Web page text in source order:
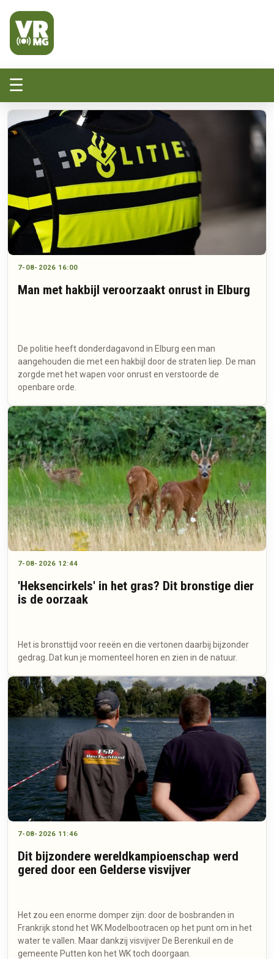
☰
7-08-2026 16:00
Man met hakbijl veroorzaakt onrust in Elburg
De politie heeft donderdagavond in Elburg een man
aangehouden die met een hakbijl door de straten liep. De man
zorgde met het wapen voor onrust en verstoorde de
openbare orde.
7-08-2026 12:44
'Heksencirkels' in het gras? Dit bronstige dier
is de oorzaak
Het is bronsttijd voor reeën en die vertonen daarbij bijzonder
gedrag. Dat kun je momenteel horen en zien in de natuur.
7-08-2026 11:46
Dit bijzondere wereldkampioenschap werd
gered door een Gelderse visvijver
Het zou een enorme domper zijn: door de bosbranden in
Frankrijk stond het WK Modelbootracen op het punt om in het
water te vallen. Maar dankzij visvijver De Berenkuil en de
gemeente Putten kon het WK toch doorgaan.